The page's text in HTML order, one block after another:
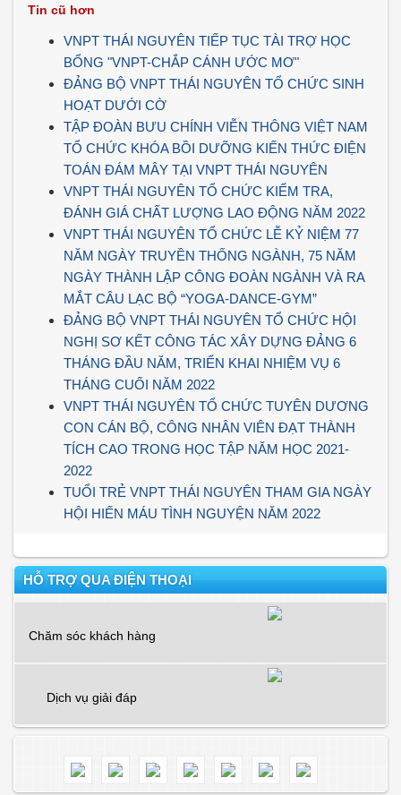
Tin cũ hơn
VNPT THÁI NGUYÊN TIẾP TỤC TÀI TRỢ HỌC
BỔNG "VNPT-CHẮP CÁNH ƯỚC MƠ"
ĐẢNG BỘ VNPT THÁI NGUYÊN TỔ CHỨC SINH
HOẠT DƯỚI CỜ
TẬP ĐOÀN BƯU CHÍNH VIỄN THÔNG VIỆT NAM
TỔ CHỨC KHÓA BỒI DƯỠNG KIẾN THỨC ĐIỆN
TOÁN ĐÁM MÂY TẠI VNPT THÁI NGUYÊN
VNPT THÁI NGUYÊN TỔ CHỨC KIỂM TRA,
ĐÁNH GIÁ CHẤT LƯỢNG LAO ĐỘNG NĂM 2022
VNPT THÁI NGUYÊN TỔ CHỨC LỄ KỶ NIỆM 77
NĂM NGÀY TRUYỀN THỐNG NGÀNH, 75 NĂM
NGÀY THÀNH LẬP CÔNG ĐOÀN NGÀNH VÀ RA
MẮT CÂU LẠC BỘ “YOGA-DANCE-GYM”
ĐẢNG BỘ VNPT THÁI NGUYÊN TỔ CHỨC HỘI
NGHỊ SƠ KẾT CÔNG TÁC XÂY DỰNG ĐẢNG 6
THÁNG ĐẦU NĂM, TRIỂN KHAI NHIỆM VỤ 6
THÁNG CUỐI NĂM 2022
VNPT THÁI NGUYÊN TỔ CHỨC TUYÊN DƯƠNG
CON CÁN BỘ, CÔNG NHÂN VIÊN ĐẠT THÀNH
TÍCH CAO TRONG HỌC TẬP NĂM HỌC 2021-
2022
TUỔI TRẺ VNPT THÁI NGUYÊN THAM GIA NGÀY
HỘI HIẾN MÁU TÌNH NGUYỆN NĂM 2022
HỖ TRỢ QUA ĐIỆN THOẠI
Chăm sóc khách hàng
Dịch vụ giải đáp